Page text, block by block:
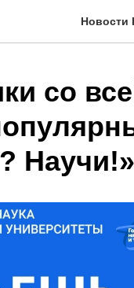
Новости
со
Научи!»